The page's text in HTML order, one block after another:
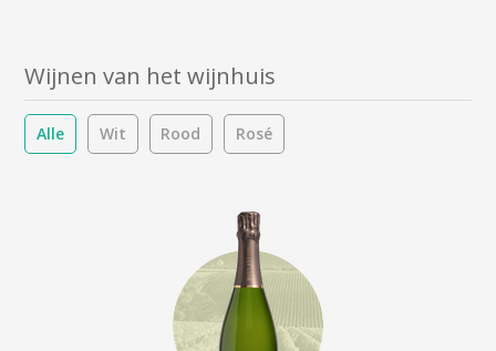
Wijnen van het wijnhuis
Alle Wit Rood Rosé